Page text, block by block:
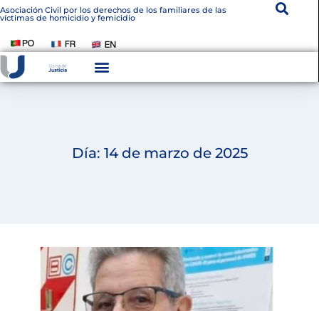
Asociación Civil por los derechos de los familiares de las
víctimas de homicidio y femicidio
Día: 14 de marzo de 2025